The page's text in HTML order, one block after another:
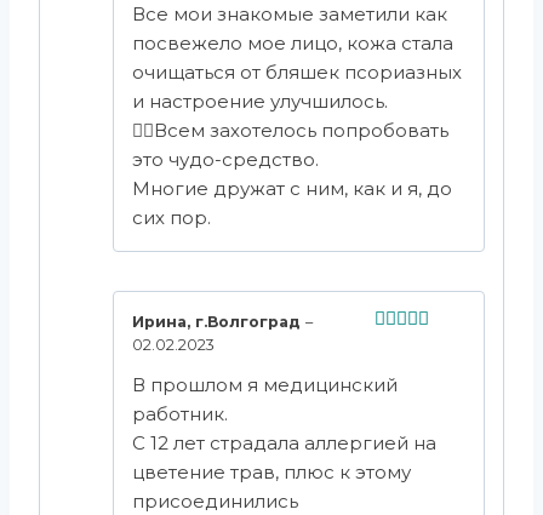
Все мои знакомые заметили как
посвежело мое лицо, кожа стала
очищаться от бляшек псориазных
и настроение улучшилось.
🙆‍♀️Всем захотелось попробовать
это чудо-средство.
Многие дружат с ним, как и я, до
сих пор.
Ирина, г.Волгоград –
02.02.2023
В прошлом я медицинский
работник.
С 12 лет страдала аллергией на
цветение трав, плюс к этому
присоединились